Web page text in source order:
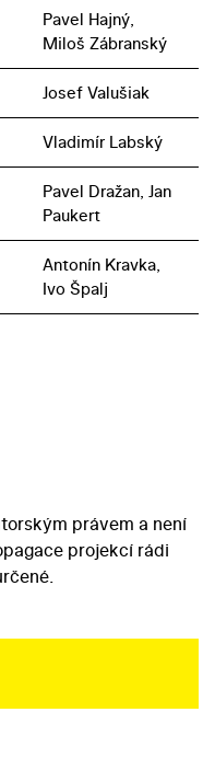
Pavel Hajný,
Miloš Zábranský
Josef Valušiak
Vladimír Labský
Pavel Dražan, Jan
Paukert
Antonín Kravka,
Ivo Špalj
právem a není
projekcí rádi